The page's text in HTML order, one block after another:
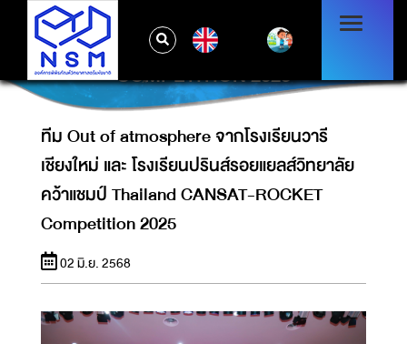
ทีม OUT OF ATMOSPHERE จากโรงเรียนวารี
เชียงใหม่ และ โรงเรียนปรินส์รอยแยลส์วิทยาลัย
คว้าแชมป์ THAILAND CANSAT-ROCKET
COMPETITION 2025
ทีม Out of atmosphere จากโรงเรียนวารี
เชียงใหม่ และ โรงเรียนปรินส์รอยแยลส์วิทยาลัย
คว้าแชมป์ Thailand CANSAT-ROCKET
Competition 2025
02 มิ.ย. 2568